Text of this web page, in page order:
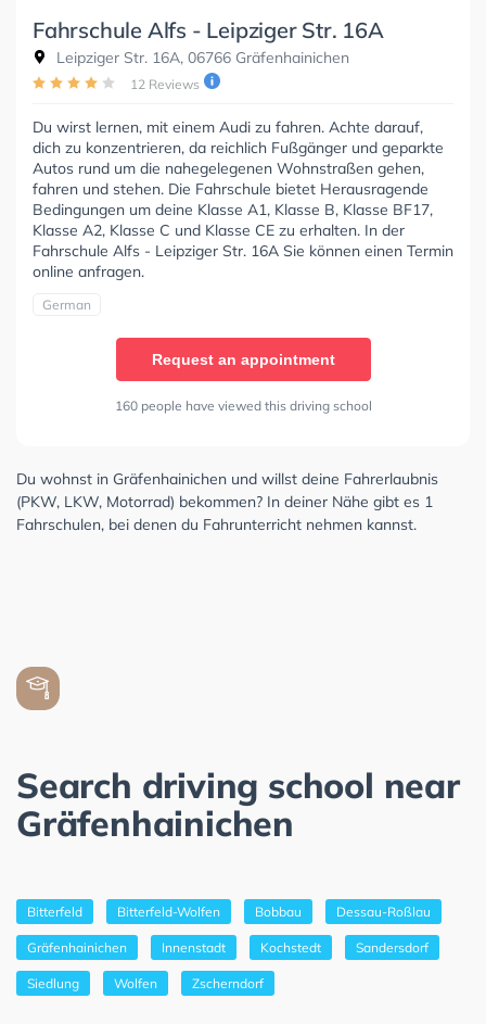
Fahrschule Alfs - Leipziger Str. 16A
Leipziger Str. 16A, 06766 Gräfenhainichen
12 Reviews
Du wirst lernen, mit einem Audi zu fahren. Achte darauf,
dich zu konzentrieren, da reichlich Fußgänger und geparkte
Autos rund um die nahegelegenen Wohnstraßen gehen,
fahren und stehen. Die Fahrschule bietet Herausragende
Bedingungen um deine Klasse A1, Klasse B, Klasse BF17,
Klasse A2, Klasse C und Klasse CE zu erhalten. In der
Fahrschule Alfs - Leipziger Str. 16A Sie können einen Termin
online anfragen.
German
Request an appointment
160 people have viewed this driving school
Du wohnst in Gräfenhainichen und willst deine Fahrerlaubnis
(PKW, LKW, Motorrad) bekommen? In deiner Nähe gibt es 1
Fahrschulen, bei denen du Fahrunterricht nehmen kannst.
Search driving school near
Gräfenhainichen
Bitterfeld Bitterfeld-Wolfen Bobbau Dessau-Roßlau
Gräfenhainichen Innenstadt Kochstedt Sandersdorf
Siedlung Wolfen Zscherndorf